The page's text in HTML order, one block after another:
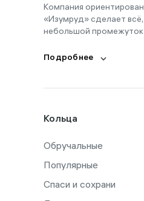
16-20
17,5
18
18,5
18-19
18-21,5
Компания
«Изумруд» сделает
небольшой промежуток
Подробнее
Кольца
Обручальные
Популярные
Спаси и сохрани